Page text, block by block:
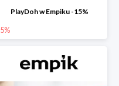
PlayDoh w Empiku -15%